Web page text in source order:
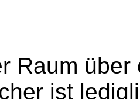
Raum
ist